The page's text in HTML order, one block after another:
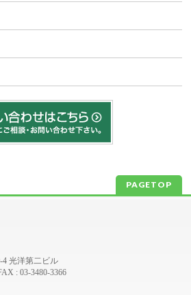
PAGETOP
4 光洋第二ビル
: 03-3480-3366